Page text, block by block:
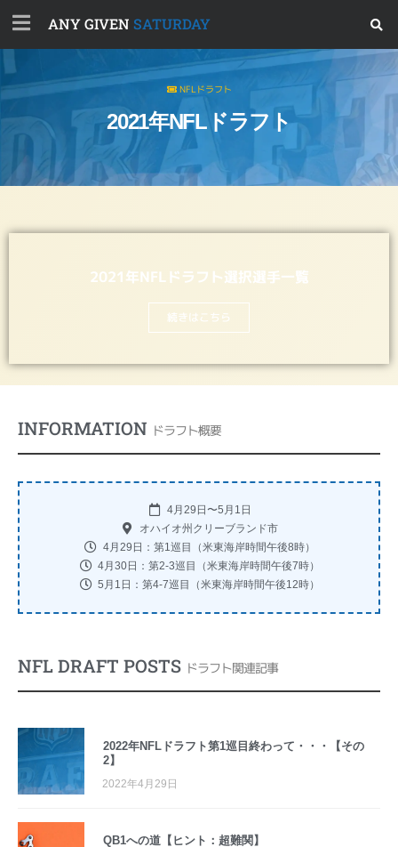
ANY GIVEN SATURDAY
NFLドラフト
2021年NFLドラフト
2021年NFLドラフト選択選手一覧
続きはこちら
INFORMATION ドラフト概要
4月29日〜5月1日
オハイオ州クリーブランド市
4月29日：第1巡目（米東海岸時間午後8時）
4月30日：第2-3巡目（米東海岸時間午後7時）
5月1日：第4-7巡目（米東海岸時間午後12時）
NFL DRAFT POSTS ドラフト関連記事
2022年NFLドラフト第1巡目終わって・・・【その
2】
2022年4月29日
QB1への道【ヒント：超難関】